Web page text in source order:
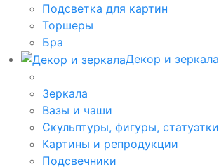
Подсветка для картин
Торшеры
Бра
Декор и зеркала
Зеркала
Вазы и чаши
Скульптуры, фигуры, статуэтки
Картины и репродукции
Подсвечники